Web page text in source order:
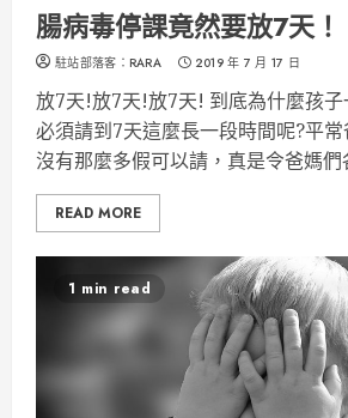
腸病毒停課竟然要放7天！
駐站部落客：RARA 2019 年 7 月 17 日
放7天!放7天!放7天! 到底為什麼孩
必須請到7天這麼長一段時間呢?平
沒有那麼多假可以請，真是令爸媽
READ MORE
1 min read